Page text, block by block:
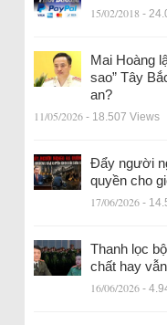
15/02/2018 -
Mai Hoàng
sao” Tây
an?
11/05/2026 - 18.507 Views
Đẩy người
quyền cho
17/06/2026 -
Thanh lọc
chất hay
16/06/2026 -